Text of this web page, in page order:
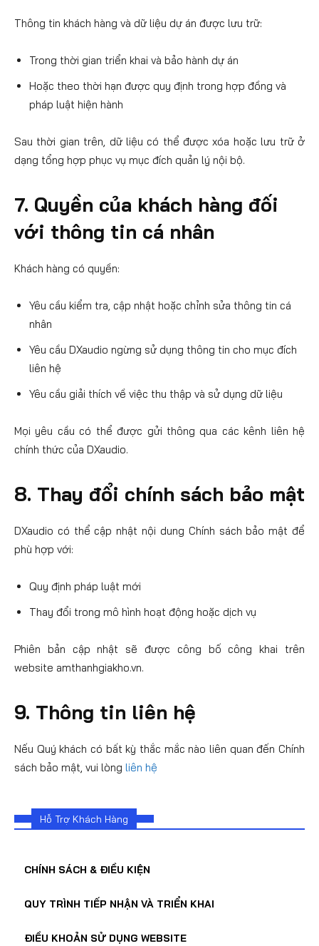
Thông tin khách hàng và dữ liệu dự án được lưu trữ:
Trong thời gian triển khai và bảo hành dự án
Hoặc theo thời hạn được quy định trong hợp đồng và
pháp luật hiện hành
Sau thời gian trên, dữ liệu có thể được xóa hoặc lưu trữ ở
dạng tổng hợp phục vụ mục đích quản lý nội bộ.
7. Quyền của khách hàng đối
với thông tin cá nhân
Khách hàng có quyền:
Yêu cầu kiểm tra, cập nhật hoặc chỉnh sửa thông tin cá
nhân
Yêu cầu DXaudio ngừng sử dụng thông tin cho mục đích
liên hệ
Yêu cầu giải thích về việc thu thập và sử dụng dữ liệu
Mọi yêu cầu có thể được gửi thông qua các kênh liên hệ
chính thức của DXaudio.
8. Thay đổi chính sách bảo mật
DXaudio có thể cập nhật nội dung Chính sách bảo mật để
phù hợp với:
Quy định pháp luật mới
Thay đổi trong mô hình hoạt động hoặc dịch vụ
Phiên bản cập nhật sẽ được công bố công khai trên
website amthanhgiakho.vn.
9. Thông tin liên hệ
Nếu Quý khách có bất kỳ thắc mắc nào liên quan đến Chính
sách bảo mật, vui lòng liên hệ
Hỗ Trợ Khách Hàng
CHÍNH SÁCH & ĐIỀU KIỆN
QUY TRÌNH TIẾP NHẬN VÀ TRIỂN KHAI
ĐIỀU KHOẢN SỬ DỤNG WEBSITE